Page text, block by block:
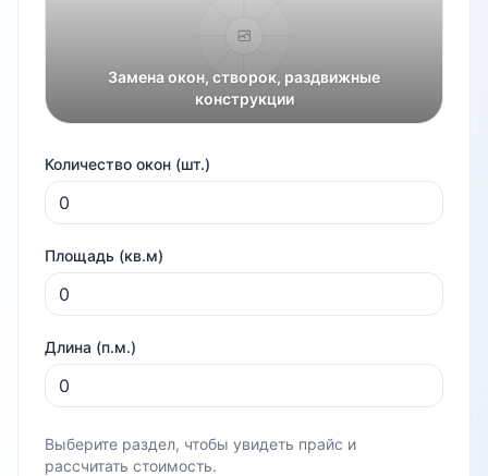
Замена окон, створок, раздвижные
конструкции
Количество окон (шт.)
Площадь (кв.м)
Длина (п.м.)
Выберите раздел, чтобы увидеть прайс и
рассчитать стоимость.